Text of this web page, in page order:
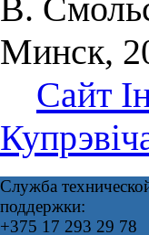
В.
Минск,
Сайт
Служба
поддержки:
+375 17 293 29 78